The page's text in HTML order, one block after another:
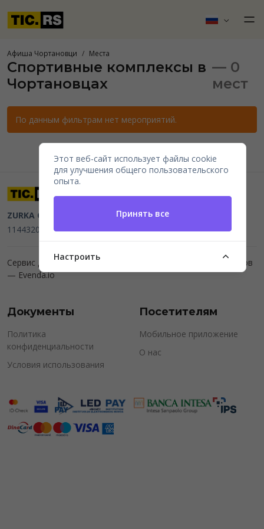
Афиша Чортановци Места
Спортивные комплексы в
Чортановцах
— 0
мест
По данным фильтрам нет мероприятий.
ZURKA CE BITI DOO Beograd, Kraljice Natalije 11
114432064, MB 22023195,mail@tic.rs, +381 63 173 3142
Сервис для организаторов мероприятий и продажи билетов
— Evenda.io
Документы
Политика
конфиденциальности
Условия использования
Посетителям
Мобильное приложение
О нас
Этот веб-сайт использует файлы cookie
для улучшения общего пользовательского
опыта.
Принять все
Настроить